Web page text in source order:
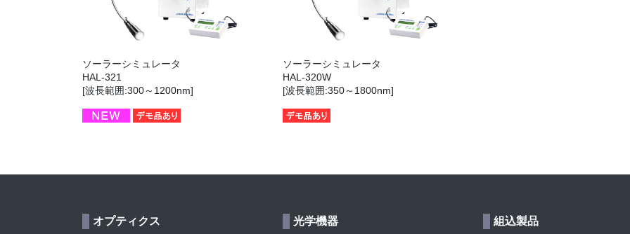
ソーラーシミュレータ
HAL-321
[波長範囲:300～1200nm]
ソーラーシミュレータ
HAL-320W
[波長範囲:350～1800nm]
オプティクス 光学機器
組込製品